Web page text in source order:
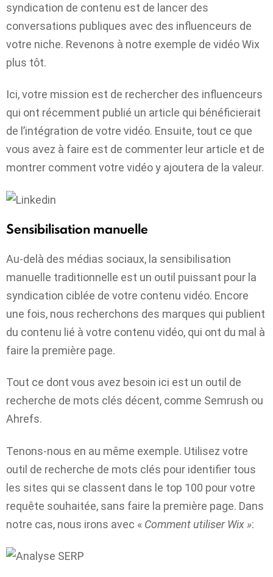
syndication de contenu est de lancer des
conversations publiques avec des influenceurs de
votre niche. Revenons à notre exemple de vidéo Wix
plus tôt.
Ici, votre mission est de rechercher des influenceurs
qui ont récemment publié un article qui bénéficierait
de l’intégration de votre vidéo. Ensuite, tout ce que
vous avez à faire est de commenter leur article et de
montrer comment votre vidéo y ajoutera de la valeur.
Sensibilisation manuelle
Au-delà des médias sociaux, la sensibilisation
manuelle traditionnelle est un outil puissant pour la
syndication ciblée de votre contenu vidéo. Encore
une fois, nous recherchons des marques qui publient
du contenu lié à votre contenu vidéo, qui ont du mal à
faire la première page.
Tout ce dont vous avez besoin ici est un outil de
recherche de mots clés décent, comme Semrush ou
Ahrefs.
Tenons-nous en au même exemple. Utilisez votre
outil de recherche de mots clés pour identifier tous
les sites qui se classent dans le top 100 pour votre
requête souhaitée, sans faire la première page. Dans
notre cas, nous irons avec « Comment utiliser Wix »: